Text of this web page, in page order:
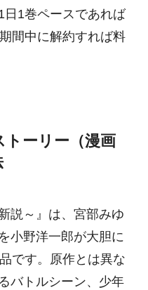
日1巻ペースであれば
間中に解約すれば料
トーリー（漫画
説～』は、宮部みゆ
小野洋一郎が大胆に
です。原作とは異な
バトルシーン、少年